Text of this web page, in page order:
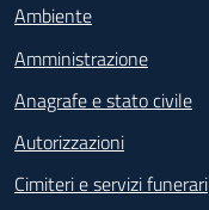
Ambiente
Amministrazione
Anagrafe e stato civile
Autorizzazioni
Cimiteri e servizi funerari